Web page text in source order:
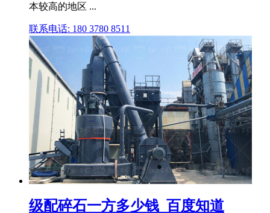
本较高的地区 ...
联系电话: 180 3780 8511
级配碎石一方多少钱_百度知道